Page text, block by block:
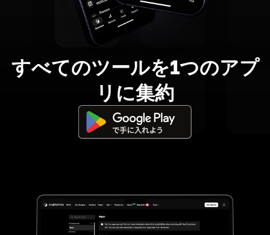
すべてのツールを1つのアプ
リに集約